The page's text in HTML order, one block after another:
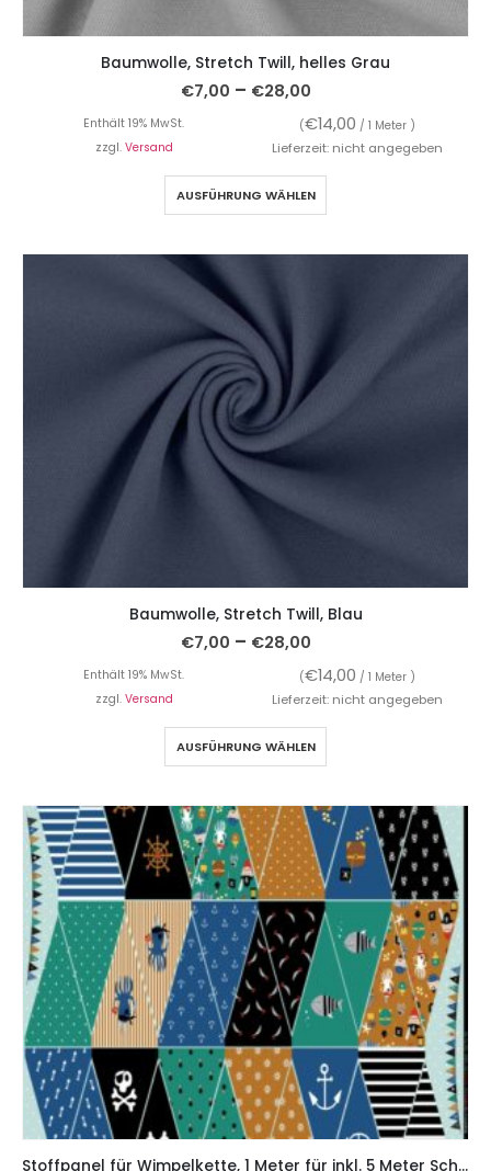
Baumwolle, Stretch Twill, helles Grau
€7,00 – €28,00
Enthält 19% MwSt. (€14,00 / 1 Meter )
zzgl. Versand Lieferzeit: nicht angegeben
AUSFÜHRUNG WÄHLEN
Baumwolle, Stretch Twill, Blau
€7,00 – €28,00
Enthält 19% MwSt. (€14,00 / 1 Meter )
zzgl. Versand Lieferzeit: nicht angegeben
AUSFÜHRUNG WÄHLEN
Stoffpanel für Wimpelkette, 1 Meter für inkl. 5 Meter Schrägband – blau